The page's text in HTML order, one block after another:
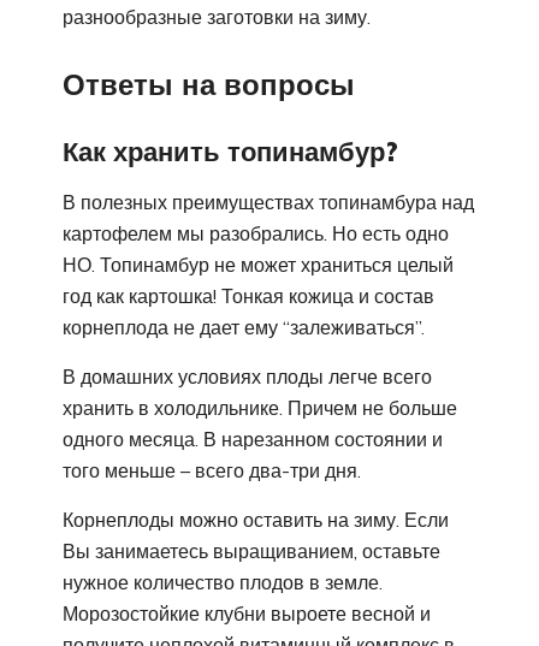
разнообразные заготовки на зиму.
Ответы на вопросы
Как хранить топинамбур?
В полезных преимуществах топинамбура над
картофелем мы разобрались. Но есть одно
НО. Топинамбур не может храниться целый
год как картошка! Тонкая кожица и состав
корнеплода не дает ему “залеживаться”.
В домашних условиях плоды легче всего
хранить в холодильнике. Причем не больше
одного месяца. В нарезанном состоянии и
того меньше – всего два-три дня.
Корнеплоды можно оставить на зиму. Если
Вы занимаетесь выращиванием, оставьте
нужное количество плодов в земле.
Морозостойкие клубни выроете весной и